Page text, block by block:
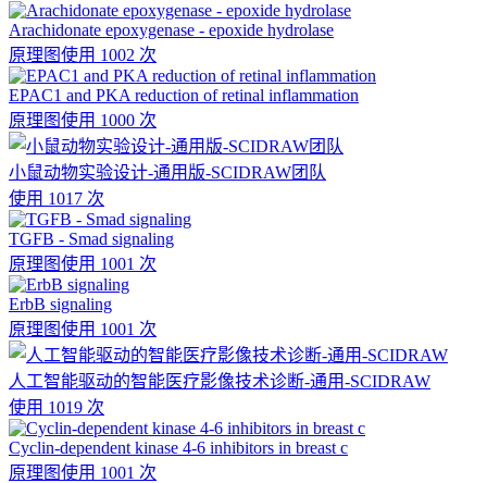
Arachidonate epoxygenase - epoxide hydrolase
原理图使用 1002 次
EPAC1 and PKA reduction of retinal inflammation
原理图使用 1000 次
小鼠动物实验设计-通用版-SCIDRAW团队
使用 1017 次
TGFB - Smad signaling
原理图使用 1001 次
ErbB signaling
原理图使用 1001 次
人工智能驱动的智能医疗影像技术诊断-通用-SCIDRAW
使用 1019 次
Cyclin-dependent kinase 4-6 inhibitors in breast c
原理图使用 1001 次